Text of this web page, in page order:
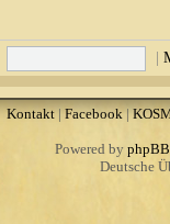
|
Kontakt| Facebook|
Powered by phpBB
Deutsche